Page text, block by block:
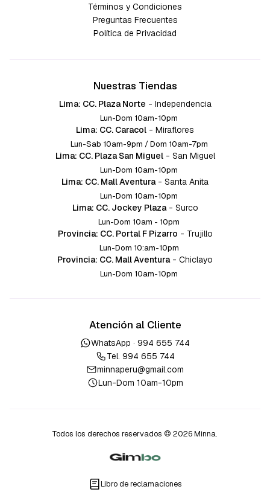
Términos y Condiciones
Preguntas Frecuentes
Política de Privacidad
Nuestras Tiendas
Lima: CC. Plaza Norte - Independencia
Lun-Dom 10am-10pm
Lima: CC. Caracol - Miraflores
Lun-Sab 10am-9pm / Dom 10am-7pm
Lima: CC. Plaza San Miguel - San Miguel
Lun-Dom 10am-10pm
Lima: CC. Mall Aventura - Santa Anita
Lun-Dom 10am-10pm
Lima: CC. Jockey Plaza - Surco
Lun-Dom 10am - 10pm
Provincia: CC. Portal F Pizarro - Trujillo
Lun-Dom 10:am-10pm
Provincia: CC. Mall Aventura - Chiclayo
Lun-Dom 10am-10pm
Atención al Cliente
WhatsApp · 994 655 744
Tel. 994 655 744
minnaperu@gmail.com
Lun-Dom 10am-10pm
Todos los derechos reservados © 2026 Minna.
Libro de reclamaciones